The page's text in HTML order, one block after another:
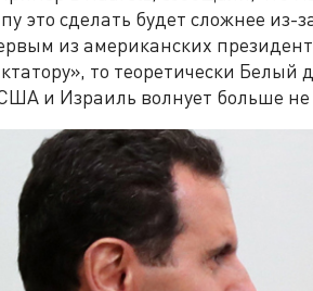
это сделать будет сложнее из-
из американских
то теоретически
и Израиль волнует больше не